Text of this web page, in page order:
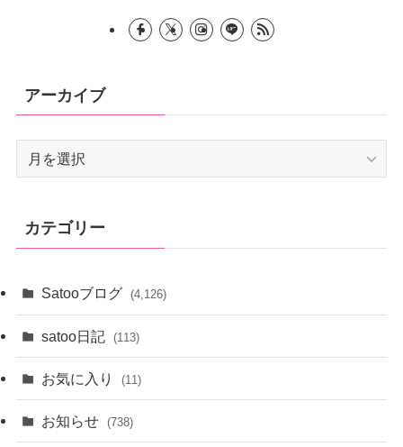
アーカイブ
ブ
カテゴリー
Satooブログ (4,126)
satoo日記 (113)
お気に入り (11)
お知らせ (738)